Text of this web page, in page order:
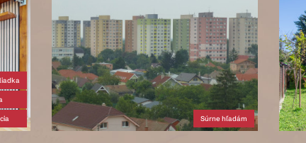
Súrne hľadám